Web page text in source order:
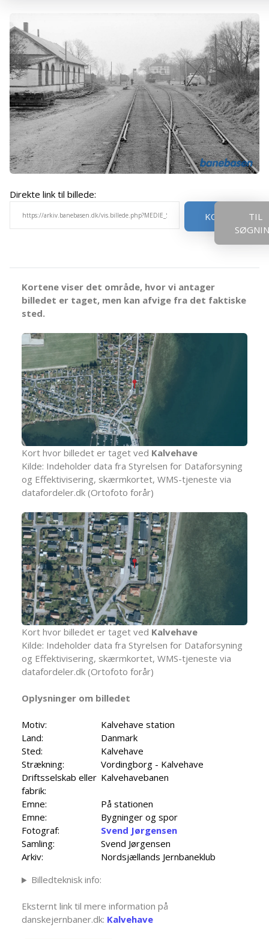
Direkte link til billede:
KOPIER
TIL
Kortene viser det område, hvor vi antager
billedet er taget, men kan afvige fra det faktiske
sted.
Kort hvor billedet er taget ved Kalvehave
Kilde: Indeholder data fra Styrelsen for Dataforsyning
og Effektivisering, skærmkortet, WMS-tjeneste via
datafordeler.dk (Ortofoto forår)
Kort hvor billedet er taget ved Kalvehave
Kilde: Indeholder data fra Styrelsen for Dataforsyning
og Effektivisering, skærmkortet, WMS-tjeneste via
datafordeler.dk (Ortofoto forår)
Oplysninger om billedet
Motiv:
Kalvehave station
Land:
Danmark
Sted:
Kalvehave
Strækning:
Vordingborg - Kalvehave
Driftsselskab eller
fabrik:
Kalvehavebanen
Emne:
På stationen
Emne:
Bygninger og spor
Fotograf:
Svend Jørgensen
Samling:
Svend Jørgensen
Arkiv:
Nordsjællands Jernbaneklub
Billedteknisk info:
Eksternt link til mere information på
danskejernbaner.dk: Kalvehave